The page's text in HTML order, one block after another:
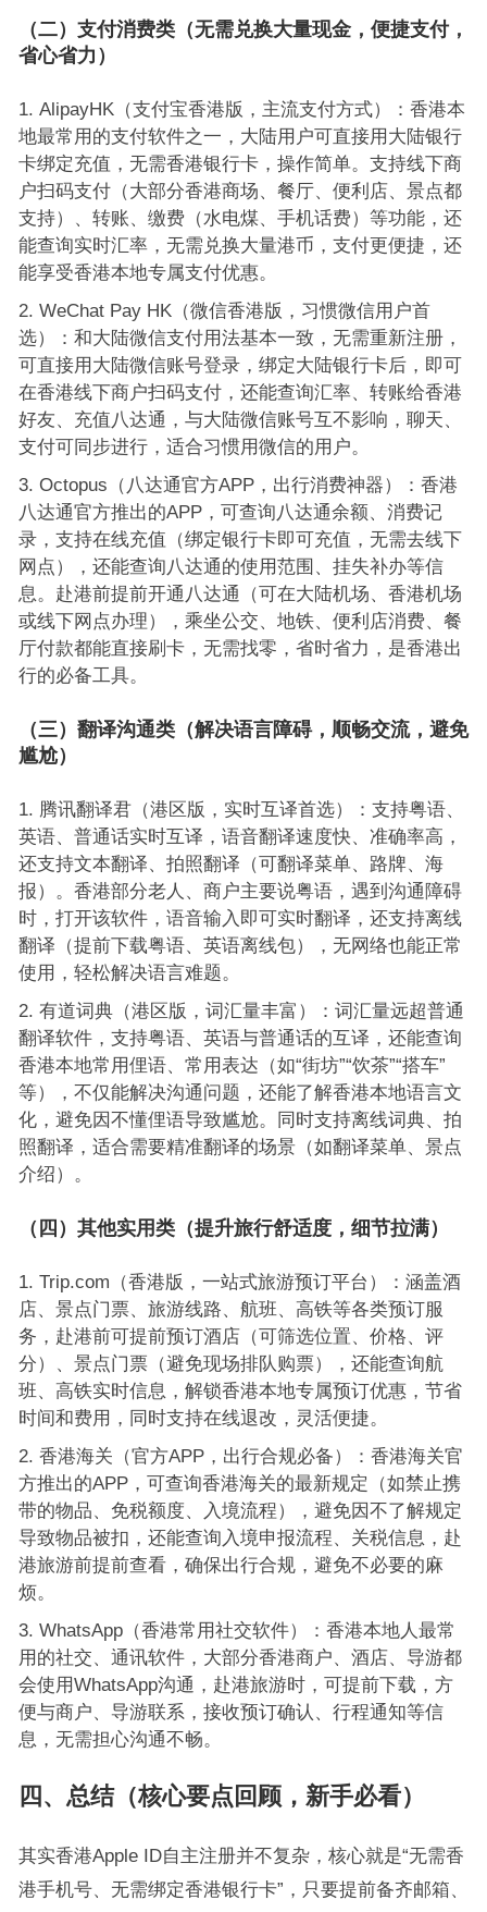
（二）支付消费类（无需兑换大量现金，便捷支付，
省心省力）
AlipayHK（支付宝香港版，主流支付方式）：香港本
地最常用的支付软件之一，大陆用户可直接用大陆银行
卡绑定充值，无需香港银行卡，操作简单。支持线下商
户扫码支付（大部分香港商场、餐厅、便利店、景点都
支持）、转账、缴费（水电煤、手机话费）等功能，还
能查询实时汇率，无需兑换大量港币，支付更便捷，还
能享受香港本地专属支付优惠。
WeChat Pay HK（微信香港版，习惯微信用户首
选）：和大陆微信支付用法基本一致，无需重新注册，
可直接用大陆微信账号登录，绑定大陆银行卡后，即可
在香港线下商户扫码支付，还能查询汇率、转账给香港
好友、充值八达通，与大陆微信账号互不影响，聊天、
支付可同步进行，适合习惯用微信的用户。
Octopus（八达通官方APP，出行消费神器）：香港
八达通官方推出的APP，可查询八达通余额、消费记
录，支持在线充值（绑定银行卡即可充值，无需去线下
网点），还能查询八达通的使用范围、挂失补办等信
息。赴港前提前开通八达通（可在大陆机场、香港机场
或线下网点办理），乘坐公交、地铁、便利店消费、餐
厅付款都能直接刷卡，无需找零，省时省力，是香港出
行的必备工具。
（三）翻译沟通类（解决语言障碍，顺畅交流，避免
尴尬）
腾讯翻译君（港区版，实时互译首选）：支持粤语、
英语、普通话实时互译，语音翻译速度快、准确率高，
还支持文本翻译、拍照翻译（可翻译菜单、路牌、海
报）。香港部分老人、商户主要说粤语，遇到沟通障碍
时，打开该软件，语音输入即可实时翻译，还支持离线
翻译（提前下载粤语、英语离线包），无网络也能正常
使用，轻松解决语言难题。
有道词典（港区版，词汇量丰富）：词汇量远超普通
翻译软件，支持粤语、英语与普通话的互译，还能查询
香港本地常用俚语、常用表达（如“街坊”“饮茶”“搭车”
等），不仅能解决沟通问题，还能了解香港本地语言文
化，避免因不懂俚语导致尴尬。同时支持离线词典、拍
照翻译，适合需要精准翻译的场景（如翻译菜单、景点
介绍）。
（四）其他实用类（提升旅行舒适度，细节拉满）
Trip.com（香港版，一站式旅游预订平台）：涵盖酒
店、景点门票、旅游线路、航班、高铁等各类预订服
务，赴港前可提前预订酒店（可筛选位置、价格、评
分）、景点门票（避免现场排队购票），还能查询航
班、高铁实时信息，解锁香港本地专属预订优惠，节省
时间和费用，同时支持在线退改，灵活便捷。
香港海关（官方APP，出行合规必备）：香港海关官
方推出的APP，可查询香港海关的最新规定（如禁止携
带的物品、免税额度、入境流程），避免因不了解规定
导致物品被扣，还能查询入境申报流程、关税信息，赴
港旅游前提前查看，确保出行合规，避免不必要的麻
烦。
WhatsApp（香港常用社交软件）：香港本地人最常
用的社交、通讯软件，大部分香港商户、酒店、导游都
会使用WhatsApp沟通，赴港旅游时，可提前下载，方
便与商户、导游联系，接收预订确认、行程通知等信
息，无需担心沟通不畅。
四、总结（核心要点回顾，新手必看）
其实香港Apple ID自主注册并不复杂，核心就是“无需香
港手机号、无需绑定香港银行卡”，只要提前备齐邮箱、